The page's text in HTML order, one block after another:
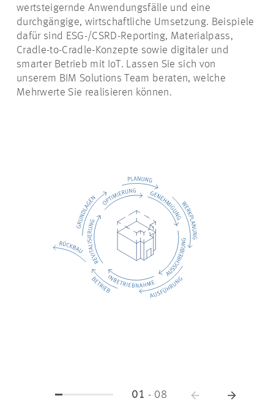
wertsteigernde Anwendungsfälle und eine
durchgängige, wirtschaftliche Umsetzung. Beispiele
dafür sind ESG-/CSRD-Reporting, Materialpass,
Cradle-to-Cradle-Konzepte sowie digitaler und
smarter Betrieb mit IoT. Lassen Sie sich von
unserem BIM Solutions Team beraten, welche
Mehrwerte Sie realisieren können.
01 - 08